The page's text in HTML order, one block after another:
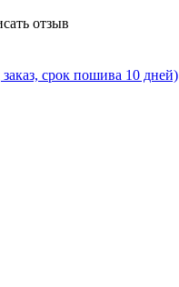
отзыв
срок пошива 10 дней)